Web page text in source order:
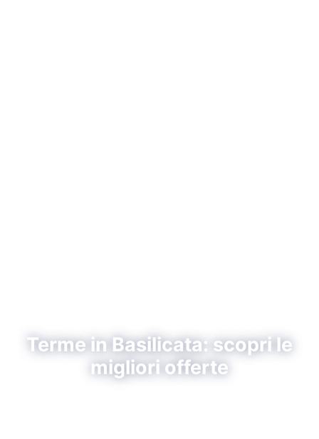
Terme in Basilicata: scopri le
migliori offerte